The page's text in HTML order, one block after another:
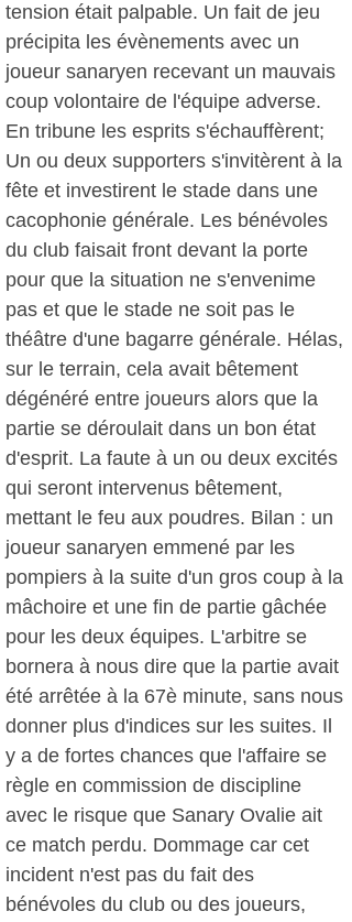
tension était palpable. Un fait de jeu
précipita les évènements avec un
joueur sanaryen recevant un mauvais
coup volontaire de l'équipe adverse.
En tribune les esprits s'échauffèrent;
Un ou deux supporters s'invitèrent à la
fête et investirent le stade dans une
cacophonie générale. Les bénévoles
du club faisait front devant la porte
pour que la situation ne s'envenime
pas et que le stade ne soit pas le
théâtre d'une bagarre générale. Hélas,
sur le terrain, cela avait bêtement
dégénéré entre joueurs alors que la
partie se déroulait dans un bon état
d'esprit. La faute à un ou deux excités
qui seront intervenus bêtement,
mettant le feu aux poudres. Bilan : un
joueur sanaryen emmené par les
pompiers à la suite d'un gros coup à la
mâchoire et une fin de partie gâchée
pour les deux équipes. L'arbitre se
bornera à nous dire que la partie avait
été arrêtée à la 67è minute, sans nous
donner plus d'indices sur les suites. Il
y a de fortes chances que l'affaire se
règle en commission de discipline
avec le risque que Sanary Ovalie ait
ce match perdu. Dommage car cet
incident n'est pas du fait des
bénévoles du club ou des joueurs,